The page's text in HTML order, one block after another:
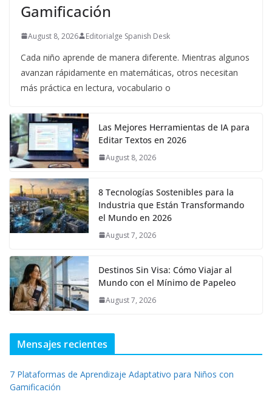
Gamificación
August 8, 2026 Editorialge Spanish Desk
Cada niño aprende de manera diferente. Mientras algunos
avanzan rápidamente en matemáticas, otros necesitan
más práctica en lectura, vocabulario o
Las Mejores Herramientas de IA para
Editar Textos en 2026
August 8, 2026
8 Tecnologías Sostenibles para la
Industria que Están Transformando
el Mundo en 2026
August 7, 2026
Destinos Sin Visa: Cómo Viajar al
Mundo con el Mínimo de Papeleo
August 7, 2026
Mensajes recientes
7 Plataformas de Aprendizaje Adaptativo para Niños con
Gamificación